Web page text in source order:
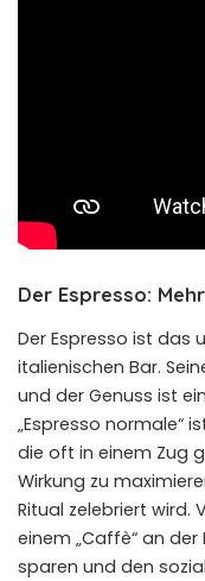
Der Espresso:
Der Espresso ist das
italienischen Bar.
und der Genuss ist
„Espresso normale“
die oft in einem Zug
Wirkung zu
Ritual zelebriert wird.
einem „Caffè“ an
sparen und den